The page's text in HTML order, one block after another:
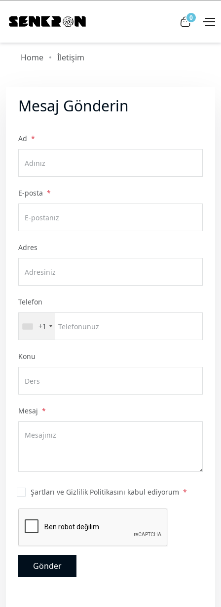
View cart
0
Home İletişim
Mesaj Gönderin
Ad
E-posta
Adres
Telefon
+1
Konu
Mesaj
Şartları ve Gizlilik Politikasını kabul ediyorum
Gönder